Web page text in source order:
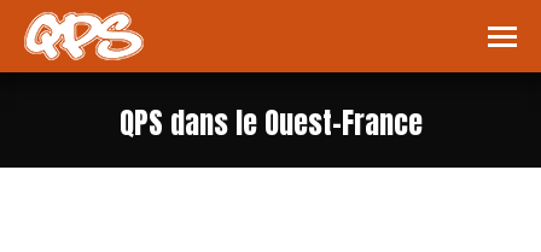
QPS dans le Ouest-France